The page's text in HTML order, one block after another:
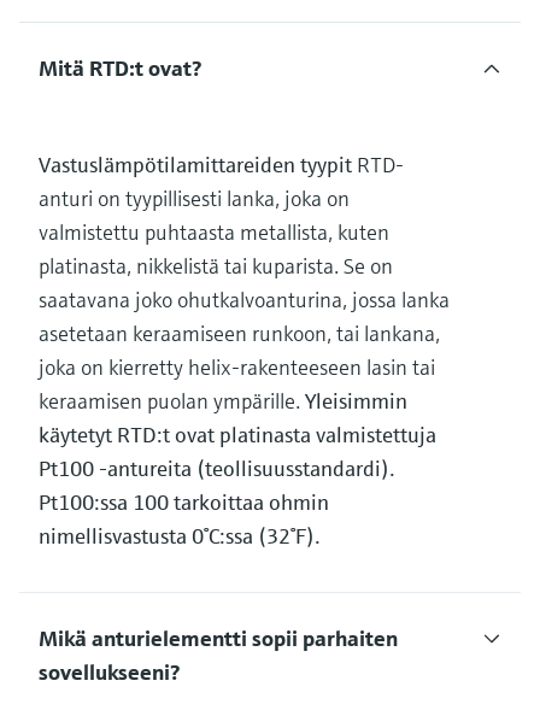
Mitä RTD:t ovat?
Vastuslämpötilamittareiden tyypit RTD-
anturi on tyypillisesti lanka, joka on
valmistettu puhtaasta metallista, kuten
platinasta, nikkelistä tai kuparista. Se on
saatavana joko ohutkalvoanturina, jossa lanka
asetetaan keraamiseen runkoon, tai lankana,
joka on kierretty helix-rakenteeseen lasin tai
keraamisen puolan ympärille. Yleisimmin
käytetyt RTD:t ovat platinasta valmistettuja
Pt100 -antureita (teollisuusstandardi).
Pt100:ssa 100 tarkoittaa ohmin
nimellisvastusta 0°C:ssa (32°F).
Mikä anturielementti sopii parhaiten
sovellukseeni?